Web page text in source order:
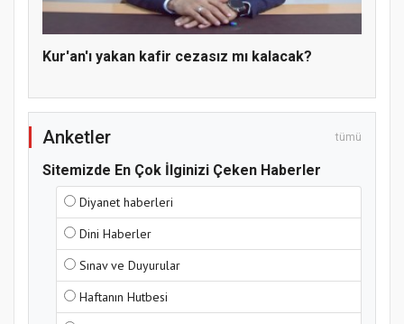
Samsun Atakum’da Yaz Kur’an Kursu
Kapanış Programı
Kur'an'ı yakan kafir cezasız mı kalacak?
Anketler tümü
Sitemizde En Çok İlginizi Çeken Haberler
Diyanet haberleri
Dini Haberler
Sınav ve Duyurular
Haftanın Hutbesi